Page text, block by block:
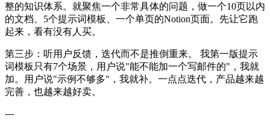
整的知识体系。就聚焦一个非常具体的问题，做一个10页以内
的文档、5个提示词模板、一个单页的Notion页面。先让它跑
起来，看有没有人买。
第三步：听用户反馈，迭代而不是推倒重来。 我第一版提示
词模板只有7个场景，用户说"能不能加一个写邮件的"，我就
加。用户说"示例不够多"，我就补。一点点迭代，产品越来越
完善，也越来越好卖。
---